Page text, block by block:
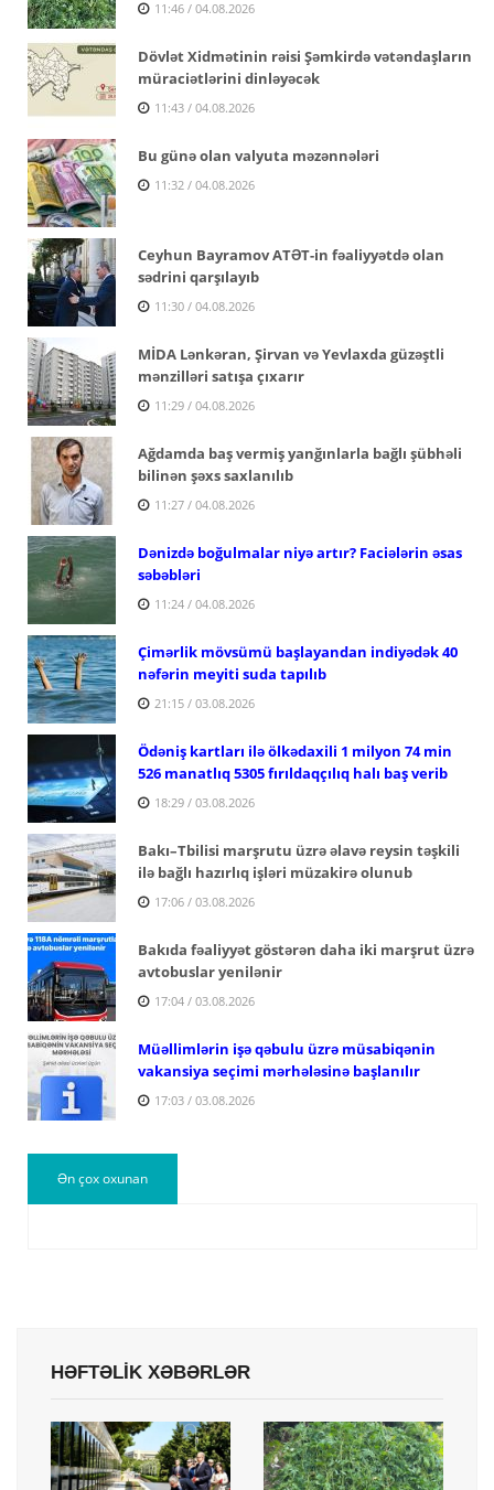
11:46 / 04.08.2026
Dövlət Xidmətinin rəisi Şəmkirdə vətəndaşların
müraciətlərini dinləyəcək
11:43 / 04.08.2026
Bu günə olan valyuta məzənnələri
11:32 / 04.08.2026
Ceyhun Bayramov ATƏT-in fəaliyyətdə olan
sədrini qarşılayıb
11:30 / 04.08.2026
MİDA Lənkəran, Şirvan və Yevlaxda güzəştli
mənzilləri satışa çıxarır
11:29 / 04.08.2026
Ağdamda baş vermiş yanğınlarla bağlı şübhəli
bilinən şəxs saxlanılıb
11:27 / 04.08.2026
Dənizdə boğulmalar niyə artır? Faciələrin əsas
səbəbləri
11:24 / 04.08.2026
Çimərlik mövsümü başlayandan indiyədək 40
nəfərin meyiti suda tapılıb
21:15 / 03.08.2026
Ödəniş kartları ilə ölkədaxili 1 milyon 74 min
526 manatlıq 5305 fırıldaqçılıq halı baş verib
18:29 / 03.08.2026
Bakı–Tbilisi marşrutu üzrə əlavə reysin təşkili
ilə bağlı hazırlıq işləri müzakirə olunub
17:06 / 03.08.2026
Bakıda fəaliyyət göstərən daha iki marşrut üzrə
avtobuslar yenilənir
17:04 / 03.08.2026
Müəllimlərin işə qəbulu üzrə müsabiqənin
vakansiya seçimi mərhələsinə başlanılır
17:03 / 03.08.2026
Ən çox oxunan
HƏFTƏLİK XƏBƏRLƏR